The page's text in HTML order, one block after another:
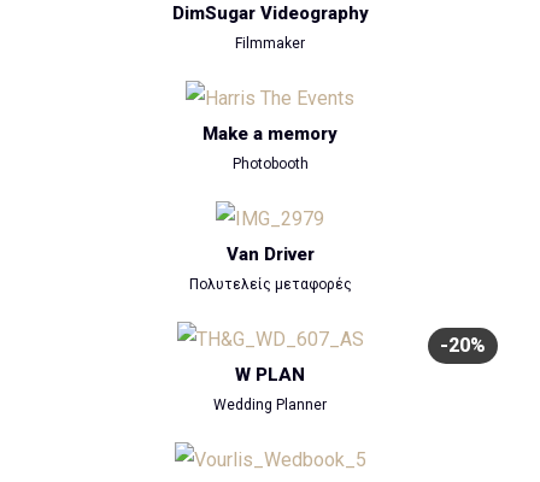
DimSugar Videography
Filmmaker
Make a memory
Photobooth
Van Driver
Πολυτελείς μεταφορές
-20%
W PLAN
Wedding Planner